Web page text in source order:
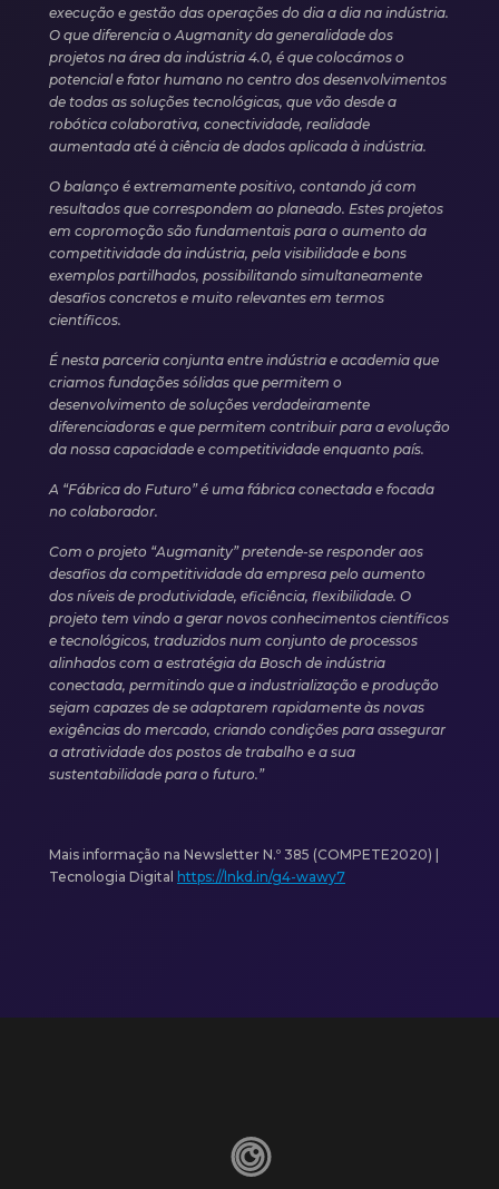
execução e gestão das operações do dia a dia na indústria.
O que diferencia o Augmanity da generalidade dos
projetos na área da indústria 4.0, é que colocámos o
potencial e fator humano no centro dos desenvolvimentos
de todas as soluções tecnológicas, que vão desde a
robótica colaborativa, conectividade, realidade
aumentada até à ciência de dados aplicada à indústria.
O balanço é extremamente positivo, contando já com
resultados que correspondem ao planeado. Estes projetos
em copromoção são fundamentais para o aumento da
competitividade da indústria, pela visibilidade e bons
exemplos partilhados, possibilitando simultaneamente
desafios concretos e muito relevantes em termos
científicos.
É nesta parceria conjunta entre indústria e academia que
criamos fundações sólidas que permitem o
desenvolvimento de soluções verdadeiramente
diferenciadoras e que permitem contribuir para a evolução
da nossa capacidade e competitividade enquanto país.
A “Fábrica do Futuro” é uma fábrica conectada e focada
no colaborador.
Com o projeto “Augmanity” pretende-se responder aos
desafios da competitividade da empresa pelo aumento
dos níveis de produtividade, eficiência, flexibilidade. O
projeto tem vindo a gerar novos conhecimentos científicos
e tecnológicos, traduzidos num conjunto de processos
alinhados com a estratégia da Bosch de indústria
conectada, permitindo que a industrialização e produção
sejam capazes de se adaptarem rapidamente às novas
exigências do mercado, criando condições para assegurar
a atratividade dos postos de trabalho e a sua
sustentabilidade para o futuro.”
Mais informação na Newsletter N.º 385 (COMPETE2020) |
Tecnologia Digital https://lnkd.in/g4-wawy7